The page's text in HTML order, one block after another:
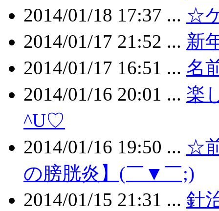
2014/01/18 17:37 ... ☆
2014/01/17 21:52 ... 新
2014/01/17 16:51 ... 名
2014/01/16 20:01 ... 楽
^U♡
2014/01/16 19:50 ... ☆
の膀胱炎】(￣▼￣;)
2014/01/15 21:31 ... 針